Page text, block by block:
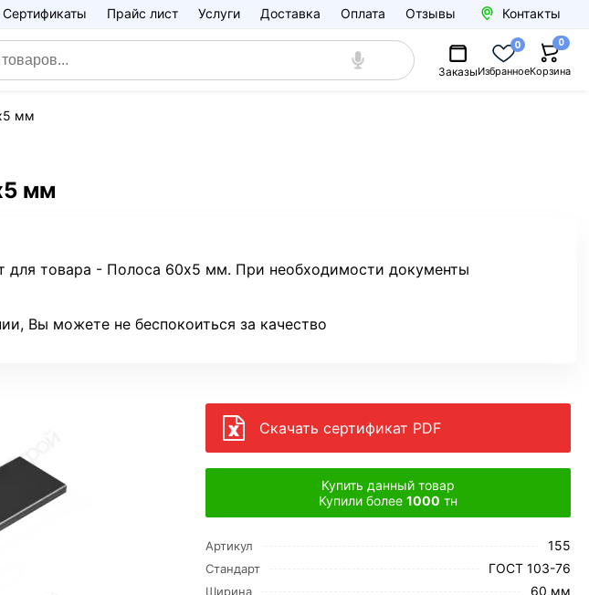
Сертификаты Прайс лист Услуги Доставка Оплата Отзывы Контакты
ЗаказыИзбранное
0
Корзина
0
мм
мм
для товара - Полоса 60х5 мм. При необходимости документы
Вы можете не беспокоиться за качество
Скачать сертификат PDF
Купить данный товар
Купили более 1000 тн
Артикул 155
Стандарт ГОСТ 103-76
Ширина 60 мм